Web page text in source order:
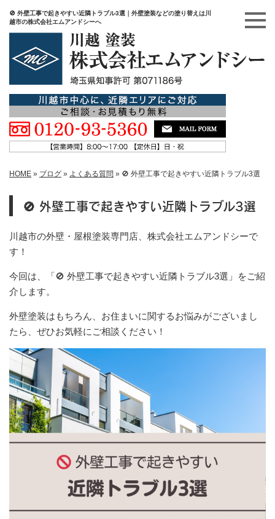
🚫 外壁工事で起きやすい近隣トラブル3選｜外壁塗装などの塗り替えは川
越市の株式会社エムアンドシーへ
HOME » ブログ » よくある質問 » 🚫 外壁工事で起きやすい近隣トラブル3選
🚫 外壁工事で起きやすい近隣トラブル3選
川越市の外壁・屋根塗装専門店、株式会社エムアンドシーで
す！
今回は、「🚫 外壁工事で起きやすい近隣トラブル3選」をご紹
介します。
外壁塗装はもちろん、お住まいに関するお悩みがございまし
たら、ぜひお気軽にご相談ください！